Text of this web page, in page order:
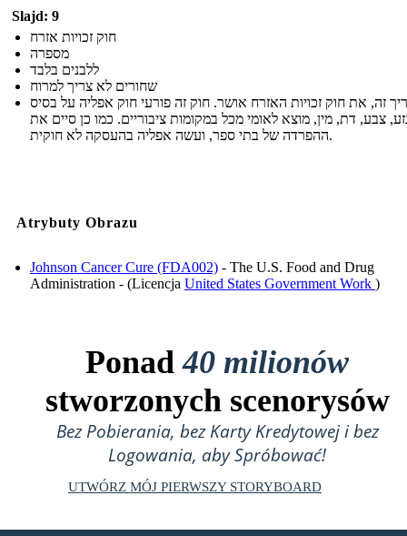
Slajd: 9
חוק זכויות אזרח
מספרה
ללבנים בלבד
שחורים לא צריך למרוח
זה, את חוק זכויות האזרח אושר. חוק זה פורעי חוק אפליה על בסיס
צבע, דת, מין, מוצא לאומי מכל במקומות ציבוריים. כמו כן סיים את
ההפרדה של בתי ספר, ועשה אפליה בהעסקה לא חוקית.
Atrybuty Obrazu
Johnson Cancer Cure (FDA002) - The U.S. Food and Drug
Administration - (Licencja United States Government Work )
Ponad40 milionów
stworzonych scenorysów
Bez Pobierania, bez Karty Kredytowej i bez
Logowania, aby Spróbować!
UTWÓRZ MÓJ PIERWSZY STORYBOARD